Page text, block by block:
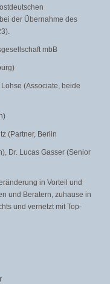
der Übernahme des
mbB
(Associate, beide
(Partner, Berlin
Dr. Lucas Gasser (Senior
in Vorteil und
und Beratern, zuhause in
und vernetzt mit Top-